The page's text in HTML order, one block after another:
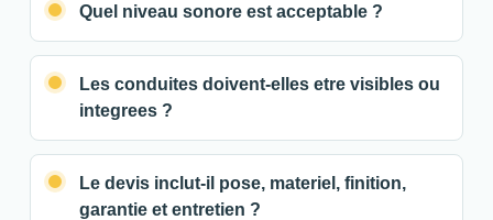
Quel niveau sonore est acceptable ?
Les conduites doivent-elles etre visibles ou
integrees ?
Le devis inclut-il pose, materiel, finition,
garantie et entretien ?